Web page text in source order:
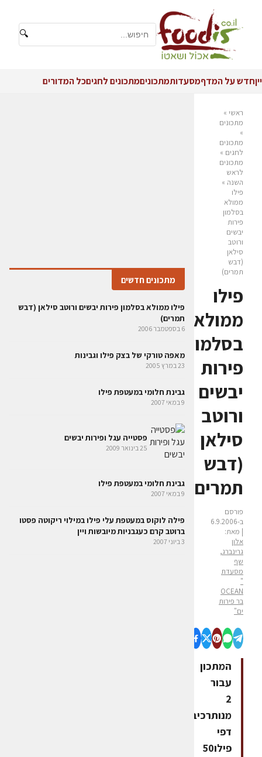
🔍
ייןחדש על המדףמסעדותמתכוניםמתכונים לחגיםכל המדורים
ראשי »
מתכונים
»
מתכונים
לחגים »
מתכונים
לראש
השנה »
פילו
ממולא
בסלמון
פירות
יבשים
ורוטב
סילאן
(דבש
תמרים)
פילו
ממולא
בסלמון
פירות
יבשים
ורוטב
סילאן
(דבש
תמרים)
פורסם
ב-6.9.2006
| מאת:
אלון
גרינברג,
שף
מסעדת
"
OCEAN
בר פירות
ים"
המתכון
עבור
2
דפי
פילו50
מתכונים חדשים
פילו ממולא בסלמון פירות יבשים ורוטב סילאן (דבש
תמרים)
6 בספטמבר 2006
מאפה טורקי של בצק פילו וגבינות
23 במרץ 2005
גבינת חלומי במעטפת פילו
9 במאי 2007
פסטייה עגל ופירות יבשים
25 בינואר 2009
גבינת חלומי במעטפת פילו
9 במאי 2007
פילה לוקוס במעטפת עלי פילו במילוי ריקוטה פסטו
ברוטב קרם כעגבניות מיובשות ויין
3 ביוני 2007